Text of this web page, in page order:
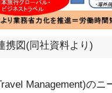
携図(同社資料より)
Management)の